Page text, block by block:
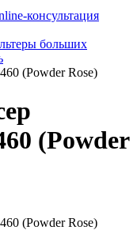
консультация
больших
(Powder Rose)
(Powder
(Powder Rose)